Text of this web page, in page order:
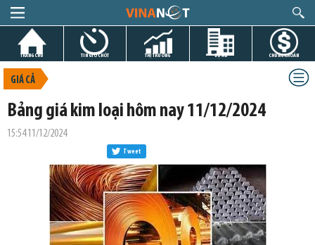
TRANG CHỦ TIN GIỜ CHÓT THỊ TRƯỜNG DỰ ÁN CHỨNG KHOÁN
GIÁ CẢ
Bảng giá kim loại hôm nay 11/12/2024
15:54 11/12/2024
Tweet